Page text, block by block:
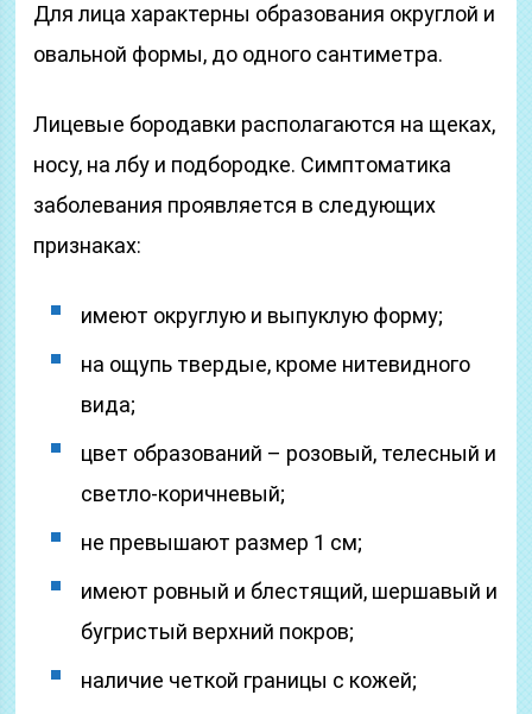
Для лица характерны образования округлой и
овальной формы, до одного сантиметра.
Лицевые бородавки располагаются на щеках,
носу, на лбу и подбородке. Симптоматика
заболевания проявляется в следующих
признаках:
имеют округлую и выпуклую форму;
на ощупь твердые, кроме нитевидного
вида;
цвет образований – розовый, телесный и
светло-коричневый;
не превышают размер 1 см;
имеют ровный и блестящий, шершавый и
бугристый верхний покров;
наличие четкой границы с кожей;